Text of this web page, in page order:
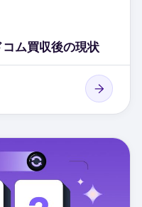
ム買収後の現状